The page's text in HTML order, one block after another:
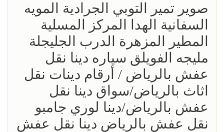
صوير تمير التوبي الجرادية المويه
السفانية الهدا المركز المسلية
المطير المزهرة الدرب الجليجلة
مليجه الفويلق سياره دينا نقل
عفش بالرياض / أرقام دينات نقل
اثاث بالرياض/سواق دينا نقل
عفش بالرياض/دينا لوري جامبو
نقل عفش بالرياض دينا نقل عفش